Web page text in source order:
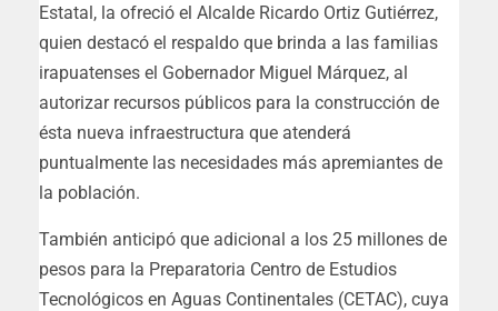
Estatal, la ofreció el Alcalde Ricardo Ortiz Gutiérrez,
quien destacó el respaldo que brinda a las familias
irapuatenses el Gobernador Miguel Márquez, al
autorizar recursos públicos para la construcción de
ésta nueva infraestructura que atenderá
puntualmente las necesidades más apremiantes de
la población.
También anticipó que adicional a los 25 millones de
pesos para la Preparatoria Centro de Estudios
Tecnológicos en Aguas Continentales (CETAC), cuya